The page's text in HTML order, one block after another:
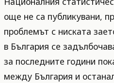
още не са публикувани,
проблемът с ниската
в България се
за последните години
между България и